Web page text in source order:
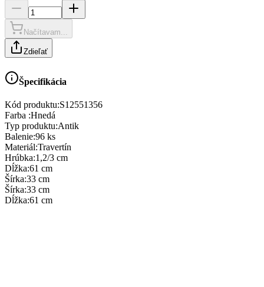
Načítavam...
Zdieľať
Špecifikácia
Kód produktu:S12551356
Farba :Hnedá
Typ produktu:Antik
Balenie:96 ks
Materiál:Travertín
Hrúbka:1,2/3 cm
Dĺžka:61 cm
Šírka:33 cm
Šírka:33 cm
Dĺžka:61 cm